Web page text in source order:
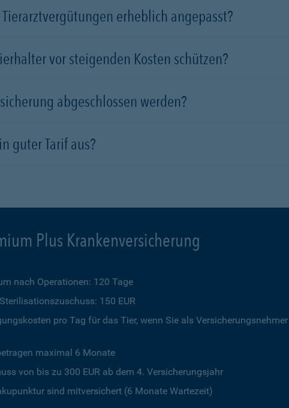
erheblich angepasst?
vor steigenden Kosten schützen?
abgeschlossen werden?
guter Tarif aus?
Plus Krankenversicherung
nach Operationen: 120 Tage
150 EUR
pro Tag für das Tier, wenn Sie als
maximal 6 Monate
von bis zu 300 EUR ab dem 4. Versicherungsjahr
sind mitversichert (6 Monate Wartezeit)